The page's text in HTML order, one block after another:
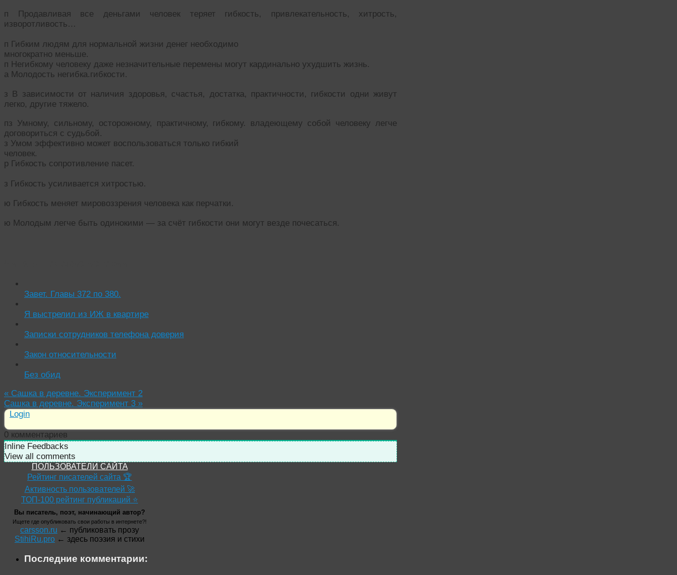
п Продавливая все деньгами человек теряет гибкость, привлекательность, хитрость,
изворотливость…
п Гибким людям для нормальной жизни денег необходимо
многократно меньше.
п Негибкому человеку даже незначительные перемены могут кардинально ухудшить жизнь.
а Молодость негибка.гибкости.
з В зависимости от наличия здоровья, счастья, достатка, практичности, гибкости одни живут
легко, другие тяжело.
пз Умному, сильному, осторожному, практичному, гибкому. владеющему собой человеку легче
договориться с судьбой.
з Умом эффективно может воспользоваться только гибкий
человек.
р Гибкость сопротивление пасет.
з Гибкость усиливается хитростью.
ю Гибкость меняет мировоззрения человека как перчатки.
ю Молодым легче быть одинокими — за счёт гибкости они могут везде почесаться.
Завет. Главы 372 по 380.
Я выстрелил из ИЖ в квартире
Записки сотрудников телефона доверия
Закон относительности
Без обид
« Сашка в деревне. Эксперимент 2
Сашка в деревне. Эксперимент 3 »
Login
0 комментариев
Inline Feedbacks
View all comments
ПОЛЬЗОВАТЕЛИ САЙТА
Рейтинг писателей сайта 🏆
Активность пользователей 🚀
ТОП-100 рейтинг публикаций ⭐
Вы писатель, поэт, начинающий автор?
Ищете где опубликовать свои работы в интернете?!
carsson.ru ← публиковать прозу
StihiRu.pro ← здесь поэзия и стихи
Последние комментарии: